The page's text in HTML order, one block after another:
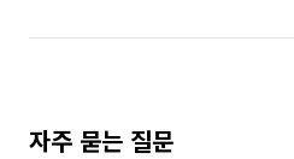
자주 묻는 질문